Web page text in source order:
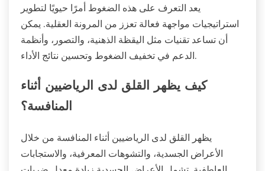
يعد التعرف على هذه الضغوط أمرًا حيويًا لتطوير
استراتيجيات مواجهة فعالة تعزز من المرونة العقلية. يمكن
أن تساعد تقنيات مثل اليقظة الذهنية، والتصور، وأنظمة
الدعم في تخفيف الضغوط وتحسين نتائج الأداء.
كيف يظهر القلق لدى الرياضيين أثناء
المنافسة؟
يظهر القلق لدى الرياضيين أثناء المنافسة من خلال
الأعراض الجسدية، والتشوهات المعرفية، والاستجابات